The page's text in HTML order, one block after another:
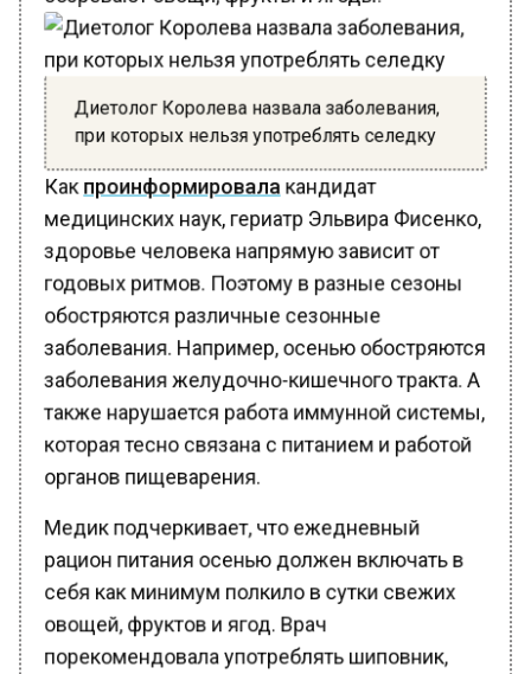
Диетолог Королева назвала заболевания,
при которых нельзя употреблять селедку
Какпроинформировалакандидат
медицинских наук, гериатр Эльвира Фисенко,
здоровье человека напрямую зависит от
годовых ритмов. Поэтому в разные сезоны
обостряются различные сезонные
заболевания. Например, осенью обостряются
заболевания желудочно-кишечного тракта. А
также нарушается работа иммунной системы,
которая тесно связана с питанием и работой
органов пищеварения.
Медик подчеркивает, что ежедневный
рацион питания осенью должен включать в
себя как минимум полкило в сутки свежих
овощей, фруктов и ягод. Врач
порекомендовала употреблять шиповник,